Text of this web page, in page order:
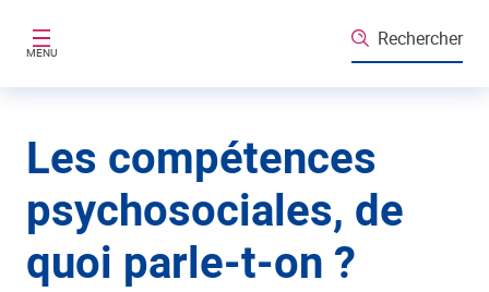
MENU
Rechercher
Les compétences
psychosociales, de
quoi parle-t-on ?